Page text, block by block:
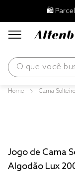
🛍️
O que você
Cama Solteiro
Jogo de Cama
Algodão Lux
fronha
travesseiro